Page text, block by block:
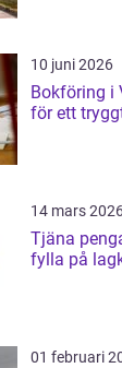
10 juni 2026
Bokföring i
för ett
14 mars
Tjäna pengar lag
fylla på
01 februari